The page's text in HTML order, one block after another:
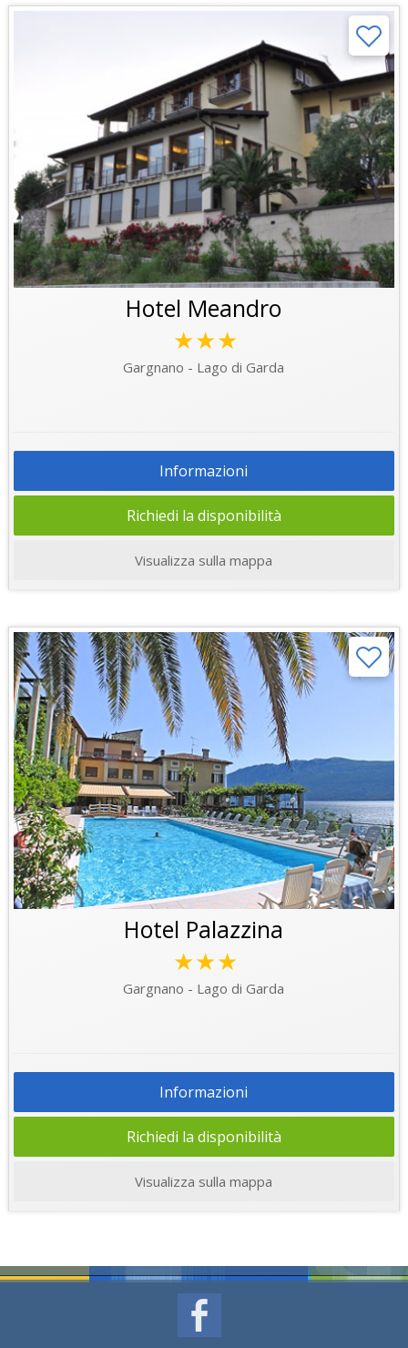
Hotel Meandro
★★★
Gargnano - Lago di Garda
Informazioni
Richiedi la disponibilità
Visualizza sulla mappa
Hotel Palazzina
★★★
Gargnano - Lago di Garda
Informazioni
Richiedi la disponibilità
Visualizza sulla mappa